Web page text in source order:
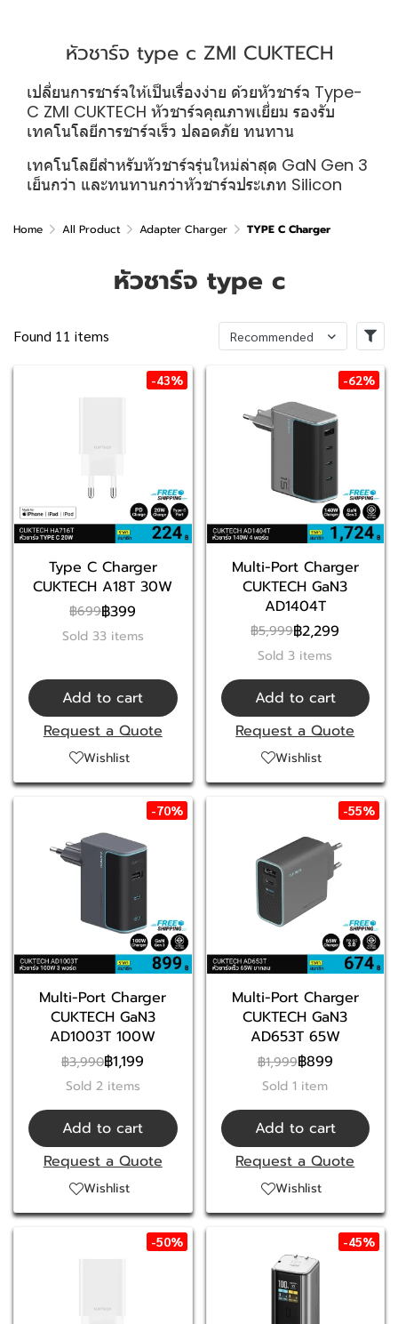
หัวชาร์จ type c ZMI CUKTECH
เปลี่ยนการชาร์จให้เป็นเรื่องง่าย ด้วยหัวชาร์จ Type-
C ZMI CUKTECH หัวชาร์จคุณภาพเยี่ยม รองรับ
เทคโนโลยีการชาร์จเร็ว ปลอดภัย ทนทาน
เทคโนโลยีสำหรับหัวชาร์จรุ่นใหม่ล่าสุด GaN Gen 3
เย็นกว่า และทนทานกว่าหัวชาร์จประเภท Silicon
Home All Product Adapter Charger TYPE C Charger
หัวชาร์จ type c
Found 11 items Recommended
-43%
Type C Charger
CUKTECH A18T 30W
฿699฿399
Sold 33 items
Add to cart
Request a Quote
Wishlist
-62%
Multi-Port Charger
CUKTECH GaN3
AD1404T
฿5,999฿2,299
Sold 3 items
Add to cart
Request a Quote
Wishlist
-70%
Multi-Port Charger
CUKTECH GaN3
AD1003T 100W
฿3,990฿1,199
Sold 2 items
Add to cart
Request a Quote
Wishlist
-55%
Multi-Port Charger
CUKTECH GaN3
AD653T 65W
฿1,999฿899
Sold 1 item
Add to cart
Request a Quote
Wishlist
-50% -45%